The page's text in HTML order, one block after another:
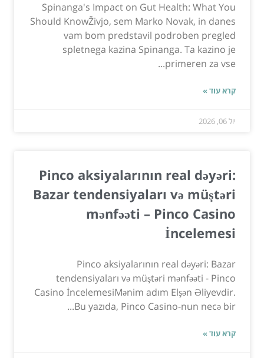
Spinanga's Impact on Gut Health: What You
Should KnowŽivjo, sem Marko Novak, in danes
vam bom predstavil podroben pregled
spletnega kazina Spinanga. Ta kazino je
primeren za vse...
קרא עוד »
יול 06, 2026
Pinco aksiyalarının real dəyəri:
Bazar tendensiyaları və müştəri
mənfəəti – Pinco Casino
İncelemesi
Pinco aksiyalarının real dəyəri: Bazar
tendensiyaları və müştəri mənfəəti - Pinco
Casino İncelemesiMənim adım Elşən Əliyevdir.
Bu yazıda, Pinco Casino-nun necə bir...
קרא עוד »